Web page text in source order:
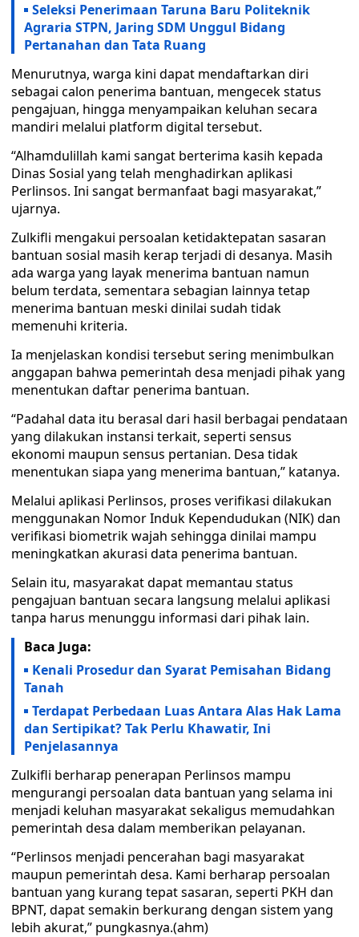
Seleksi Penerimaan Taruna Baru Politeknik
Agraria STPN, Jaring SDM Unggul Bidang
Pertanahan dan Tata Ruang
Menurutnya, warga kini dapat mendaftarkan diri
sebagai calon penerima bantuan, mengecek status
pengajuan, hingga menyampaikan keluhan secara
mandiri melalui platform digital tersebut.
“Alhamdulillah kami sangat berterima kasih kepada
Dinas Sosial yang telah menghadirkan aplikasi
Perlinsos. Ini sangat bermanfaat bagi masyarakat,”
ujarnya.
Zulkifli mengakui persoalan ketidaktepatan sasaran
bantuan sosial masih kerap terjadi di desanya. Masih
ada warga yang layak menerima bantuan namun
belum terdata, sementara sebagian lainnya tetap
menerima bantuan meski dinilai sudah tidak
memenuhi kriteria.
Ia menjelaskan kondisi tersebut sering menimbulkan
anggapan bahwa pemerintah desa menjadi pihak yang
menentukan daftar penerima bantuan.
“Padahal data itu berasal dari hasil berbagai pendataan
yang dilakukan instansi terkait, seperti sensus
ekonomi maupun sensus pertanian. Desa tidak
menentukan siapa yang menerima bantuan,” katanya.
Melalui aplikasi Perlinsos, proses verifikasi dilakukan
menggunakan Nomor Induk Kependudukan (NIK) dan
verifikasi biometrik wajah sehingga dinilai mampu
meningkatkan akurasi data penerima bantuan.
Selain itu, masyarakat dapat memantau status
pengajuan bantuan secara langsung melalui aplikasi
tanpa harus menunggu informasi dari pihak lain.
Baca Juga:
Kenali Prosedur dan Syarat Pemisahan Bidang
Tanah
Terdapat Perbedaan Luas Antara Alas Hak Lama
dan Sertipikat? Tak Perlu Khawatir, Ini
Penjelasannya
Zulkifli berharap penerapan Perlinsos mampu
mengurangi persoalan data bantuan yang selama ini
menjadi keluhan masyarakat sekaligus memudahkan
pemerintah desa dalam memberikan pelayanan.
“Perlinsos menjadi pencerahan bagi masyarakat
maupun pemerintah desa. Kami berharap persoalan
bantuan yang kurang tepat sasaran, seperti PKH dan
BPNT, dapat semakin berkurang dengan sistem yang
lebih akurat,” pungkasnya.(ahm)